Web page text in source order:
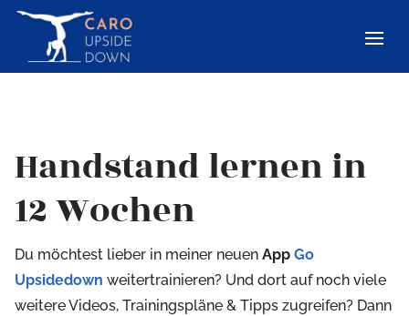
Handstand lernen in
12 Wochen
Du möchtest lieber in meiner neuen App Go
Upsidedown weitertrainieren? Und dort auf noch viele
weitere Videos, Trainingspläne & Tipps zugreifen? Dann